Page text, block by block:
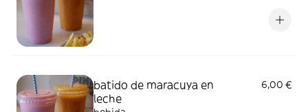
batido de maracuya en
leche
6,00 €